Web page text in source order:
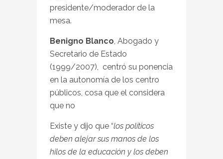
presidente/moderador de la
mesa.
Benigno Blanco, Abogado y
Secretario de Estado
(1999/2007), centró su ponencia
en la autonomía de los centro
públicos, cosa que el considera
que no
Existe y dijo que “los políticos
deben alejar sus manos de los
hilos de la educación y los deben